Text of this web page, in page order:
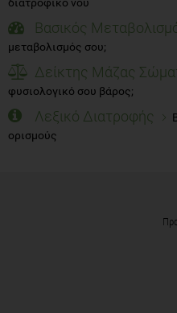
Βασικός
μεταβολισμός σου;
Δείκτης Μάζας
φυσιολογικό σου βάρος;
Λεξικό Διατροφής
ορισμούς